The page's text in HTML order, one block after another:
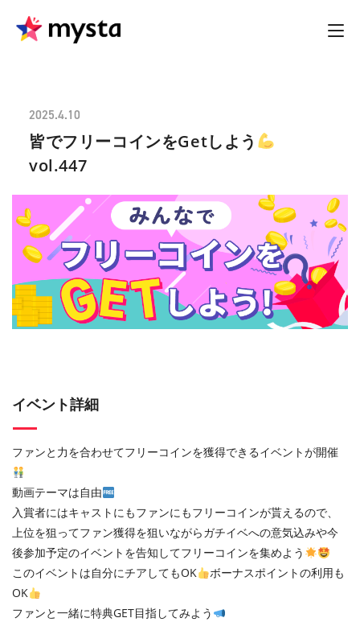
2025.4.10
皆でフリーコインをGetしよう
vol.447
イベント詳細
ファンと力を合わせてフリーコインを獲得できるイベントが開催
動画テーマは自由
入賞者にはキャストにもファンにもフリーコインが貰えるので、
上位を狙ってファン獲得を狙いながらガチイベへの意気込みや今
後参加予定のイベントを告知してフリーコインを集めよう
このイベントは自分にチアしてもOK
ボーナスポイントの利用も
OK
ファンと一緒に特典GET目指してみよう